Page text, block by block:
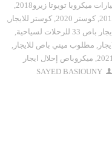
ميكروبا تويوتا زيرو2018
,
, كوستر 2020 , كوستر للايجار ,
باص 33 للرحلات لسياحية
,
, مطلوب ميني باص للايجار ,
, ميكروباص إحلال ايجار
SAYED BASIOUNY